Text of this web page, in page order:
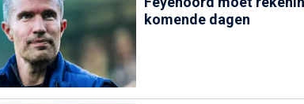
komende dagen